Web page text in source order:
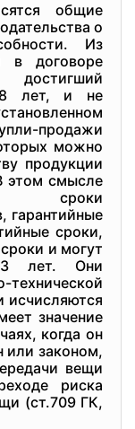
общие
о
Из
в договоре
лет, и не
продажи
можно
продукции
этом смысле
сроки
гарантийные
сроки,
и могут
лет. Они
исчисляются
значение
когда он
или законом,
вещи
риска
(ст.709 ГК,